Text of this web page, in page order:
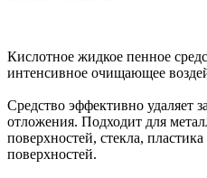
Кислотное жидкое пенное
интенсивное очищающее
Средство эффективно удаляет
отложения. Подходит для
поверхностей, стекла,
поверхностей.